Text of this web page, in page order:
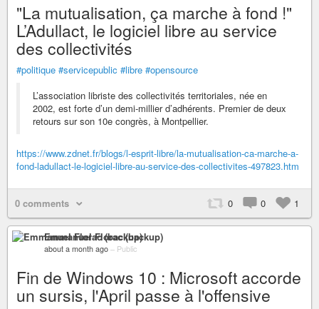
"La mutualisation, ça marche à fond !"
L’Adullact, le logiciel libre au service
des collectivités
#politique #servicepublic #libre #opensource
L’association libriste des collectivités territoriales, née en
2002, est forte d’un demi-millier d’adhérents. Premier de deux
retours sur son 10e congrès, à Montpellier.
https://www.zdnet.fr/blogs/l-esprit-libre/la-mutualisation-ca-marche-a-
fond-ladullact-le-logiciel-libre-au-service-des-collectivites-497823.htm
0 comments 0 0 1
Emmanuel Florac (backup)
about a month ago – Public
Fin de Windows 10 : Microsoft accorde
un sursis, l'April passe à l'offensive